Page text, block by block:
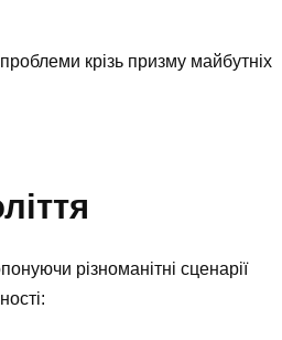
крізь призму майбутніх
різноманітні сценарії